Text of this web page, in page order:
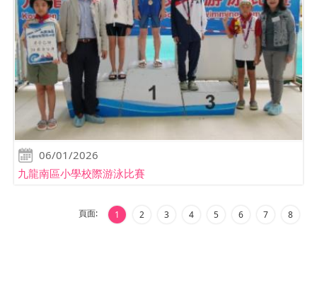
06/01/2026
九龍南區小學校際游泳比賽
頁面: 1 2 3 4 5 6 7 8